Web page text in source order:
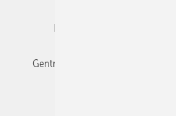
Gentner Verlag